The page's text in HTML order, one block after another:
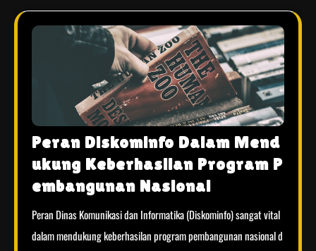
Peran Diskominfo Dalam Mend
ukung Keberhasilan Program P
embangunan Nasional
Peran Dinas Komunikasi dan Informatika (Diskominfo) sangat vital
dalam mendukung keberhasilan program pembangunan nasional d